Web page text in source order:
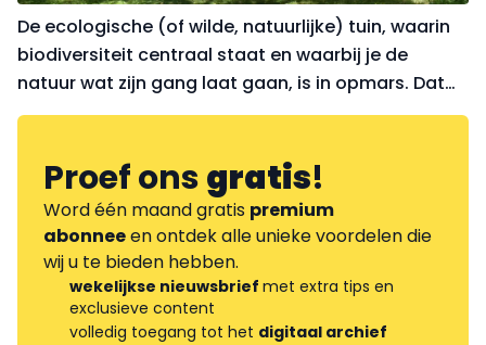
De ecologische (of wilde, natuurlijke) tuin, waarin
biodiversiteit centraal staat en waarbij je de
natuur wat zijn gang laat gaan, is in opmars. Dat
staat in contrast tegenover het nog steeds
graag de tw
Proef onsgratis!
Word één maand gratis premium
abonneeen ontdek alle unieke voordelen die
wij u te bieden hebben.
wekelijkse nieuwsbrief met extra tips en
exclusieve content
volledig toegang tot het digitaal archief